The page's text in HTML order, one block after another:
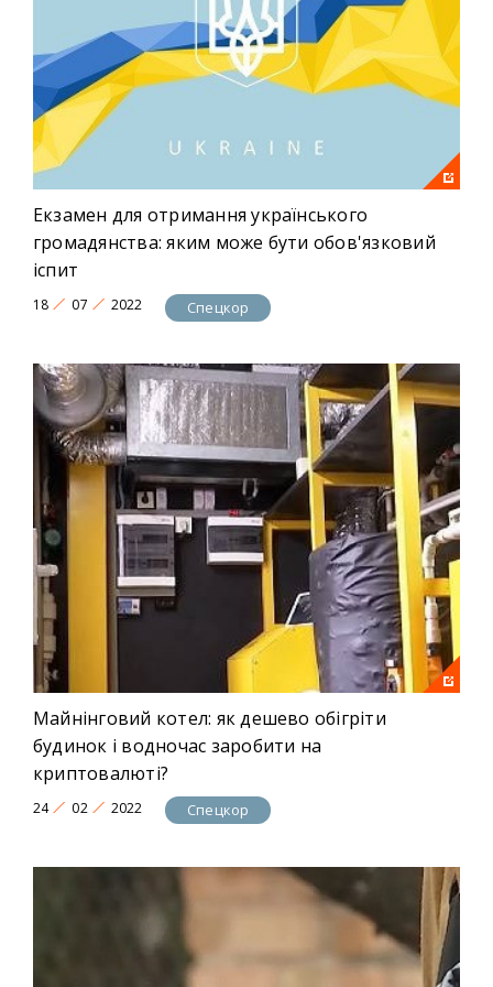
Екзамен для отримання українського
громадянства: яким може бути обов'язковий
іспит
18 07 2022 Спецкор
Майнінговий котел: як дешево обігріти
будинок і водночас заробити на
криптовалюті?
24 02 2022 Спецкор